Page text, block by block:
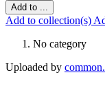
Add to ...
Add to collection(s)
No category
Uploaded by